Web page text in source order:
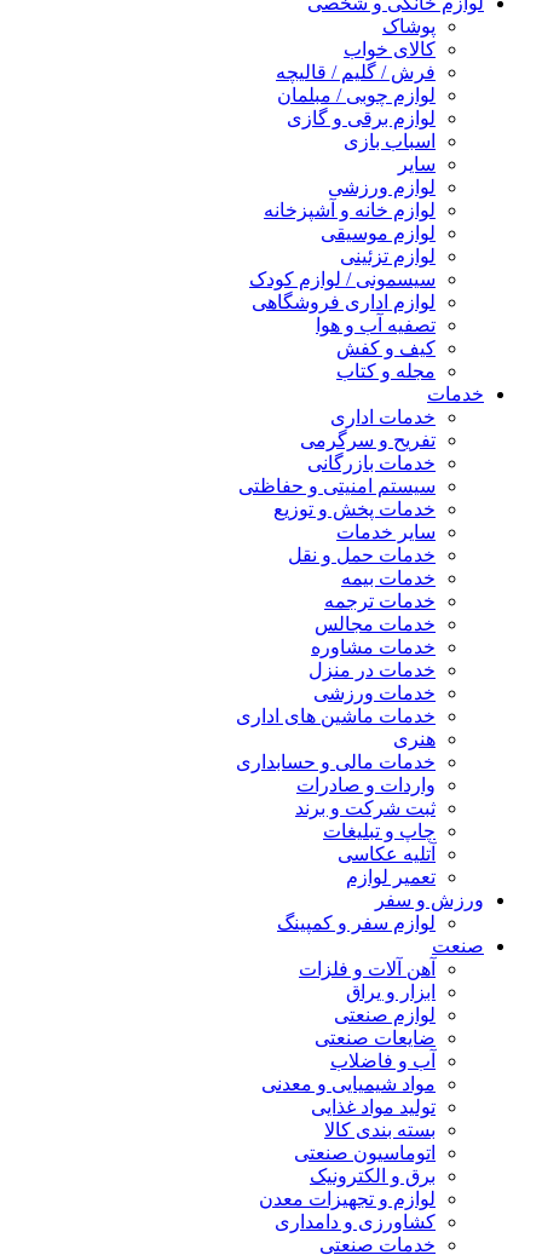
پوشاک
کالای خواب
فرش / گلیم / قالیچه
لوازم چوبی / مبلمان
لوازم برقی و گازی
اسباب بازی
سایر
لوازم ورزشی
لوازم خانه و آشپزخانه
لوازم موسیقی
لوازم تزئینی
سیسمونی / لوازم کودک
لوازم اداری فروشگاهی
تصفیه آب و هوا
کیف و کفش
مجله و کتاب
خدمات
خدمات اداری
تفریح و سرگرمی
خدمات بازرگانی
سیستم امنیتی و حفاظتی
خدمات پخش و توزیع
سایر خدمات
خدمات حمل و نقل
خدمات بیمه
خدمات ترجمه
خدمات مجالس
خدمات مشاوره
خدمات در منزل
خدمات ورزشی
خدمات ماشین های اداری
هنری
خدمات مالی و حسابداری
واردات و صادرات
ثبت شرکت و برند
چاپ و تبلیغات
آتلیه عکاسی
تعمیر لوازم
ورزش و سفر
لوازم سفر و کمپینگ
صنعت
آهن آلات و فلزات
ابزار و یراق
لوازم صنعتی
ضایعات صنعتی
آب و فاضلاب
مواد شیمیایی و معدنی
تولید مواد غذایی
بسته بندی کالا
اتوماسیون صنعتی
برق و الکترونیک
لوازم و تجهیزات معدن
کشاورزی و دامداری
خدمات صنعتی